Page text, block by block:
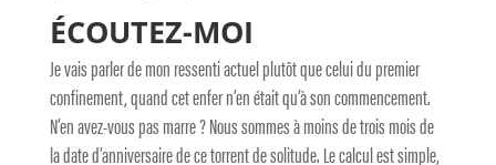
ÉCOUTEZ-MOI
Je vais parler de mon ressenti actuel plutôt que celui du premier
confinement, quand cet enfer n’en était qu’à son commencement.
N’en avez-vous pas marre ? Nous sommes à moins de trois mois de
la date d’anniversaire de ce torrent de solitude. Le calcul est simple,